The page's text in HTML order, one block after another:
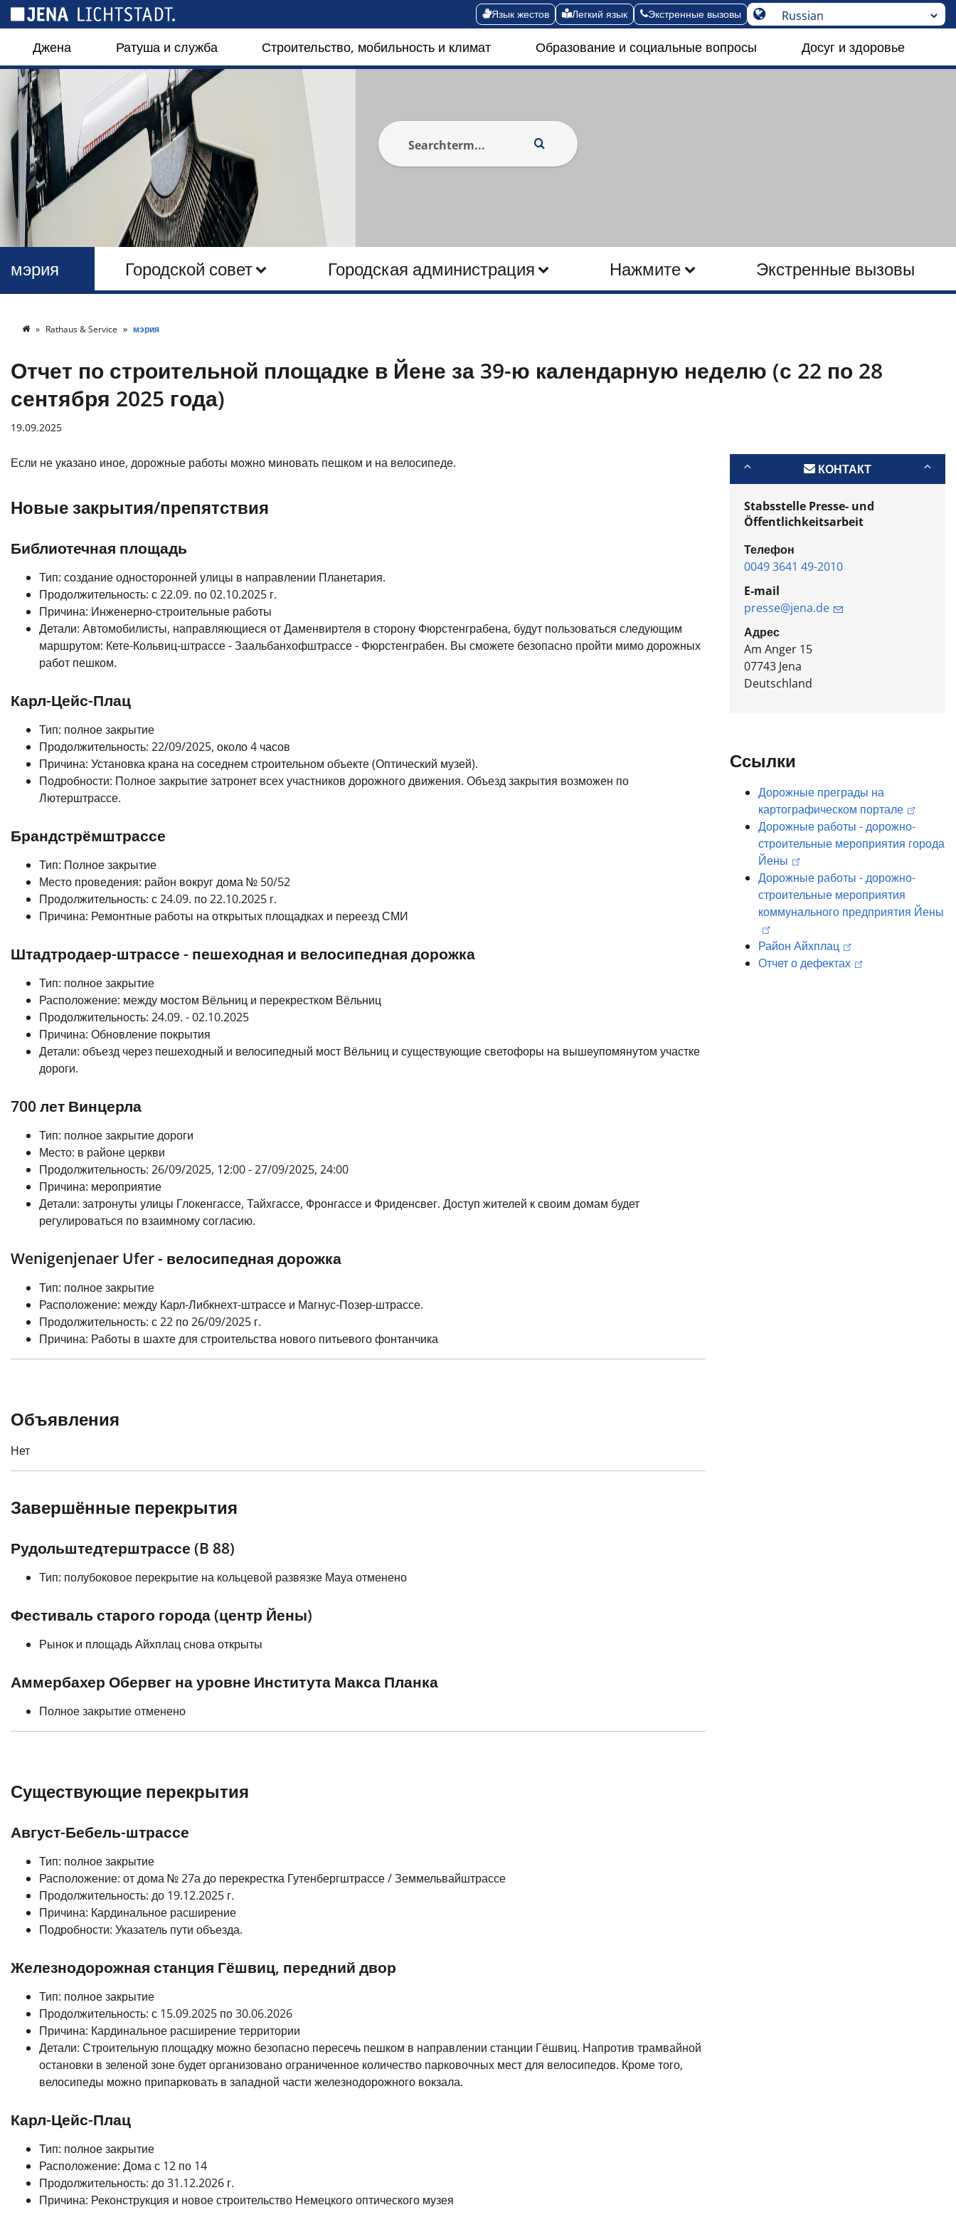
Язык жестов Легкий язык Экстренные вызовы
Джена Ратуша и служба Строительство, мобильность и климат Образование и социальные вопросы Досуг и здоровье
Городской совет Городская администрация Нажмите Экстренные вызовы
мэрия
Rathaus & Service мэрия
Отчет по строительной площадке в Йене за 39-ю календарную неделю (с 22 по 28
сентября 2025 года)
19.09.2025
Если не указано иное, дорожные работы можно миновать пешком и на велосипеде.
Новые закрытия/препятствия
Библиотечная площадь
Тип: создание односторонней улицы в направлении Планетария.
Продолжительность: с 22.09. по 02.10.2025 г.
Причина: Инженерно-строительные работы
Детали: Автомобилисты, направляющиеся от Даменвиртеля в сторону Фюрстенграбена, будут пользоваться следующим
маршрутом: Кете-Кольвиц-штрассе - Заальбанхофштрассе - Фюрстенграбен. Вы сможете безопасно пройти мимо дорожных
работ пешком.
Карл-Цейс-Плац
Тип: полное закрытие
Продолжительность: 22/09/2025, около 4 часов
Причина: Установка крана на соседнем строительном объекте (Оптический музей).
Подробности: Полное закрытие затронет всех участников дорожного движения. Объезд закрытия возможен по
Лютерштрассе.
Брандстрёмштрассе
Тип: Полное закрытие
Место проведения: район вокруг дома № 50/52
Продолжительность: с 24.09. по 22.10.2025 г.
Причина: Ремонтные работы на открытых площадках и переезд СМИ
Штадтродаер-штрассе - пешеходная и велосипедная дорожка
Тип: полное закрытие
Расположение: между мостом Вёльниц и перекрестком Вёльниц
Продолжительность: 24.09. - 02.10.2025
Причина: Обновление покрытия
Детали: объезд через пешеходный и велосипедный мост Вёльниц и существующие светофоры на вышеупомянутом участке
дороги.
700 лет Винцерла
Тип: полное закрытие дороги
Место: в районе церкви
Продолжительность: 26/09/2025, 12:00 - 27/09/2025, 24:00
Причина: мероприятие
Детали: затронуты улицы Глокенгассе, Тайхгассе, Фронгассе и Фриденсвег. Доступ жителей к своим домам будет
регулироваться по взаимному согласию.
Wenigenjenaer Ufer - велосипедная дорожка
Тип: полное закрытие
Расположение: между Карл-Либкнехт-штрассе и Магнус-Позер-штрассе.
Продолжительность: с 22 по 26/09/2025 г.
Причина: Работы в шахте для строительства нового питьевого фонтанчика
Объявления
Нет
Завершённые перекрытия
Рудольштедтерштрассе (B 88)
Тип: полубоковое перекрытие на кольцевой развязке Мауа отменено
Фестиваль старого города (центр Йены)
Рынок и площадь Айхплац снова открыты
Аммербахер Обервег на уровне Института Макса Планка
Полное закрытие отменено
Существующие перекрытия
Август-Бебель-штрассе
Тип: полное закрытие
Расположение: от дома № 27а до перекрестка Гутенбергштрассе / Земмельвайштрассе
Продолжительность: до 19.12.2025 г.
Причина: Кардинальное расширение
Подробности: Указатель пути объезда.
Железнодорожная станция Гёшвиц, передний двор
Тип: полное закрытие
Продолжительность: с 15.09.2025 по 30.06.2026
Причина: Кардинальное расширение территории
Детали: Строительную площадку можно безопасно пересечь пешком в направлении станции Гёшвиц. Напротив трамвайной
остановки в зеленой зоне будет организовано ограниченное количество парковочных мест для велосипедов. Кроме того,
велосипеды можно припарковать в западной части железнодорожного вокзала.
Карл-Цейс-Плац
Тип: полное закрытие
Расположение: Дома с 12 по 14
Продолжительность: до 31.12.2026 г.
Причина: Реконструкция и новое строительство Немецкого оптического музея
КОНТАКТ
Stabsstelle Presse- und
Öffentlichkeitsarbeit
Телефон
0049 3641 49-2010
E-mail
presse@jena.de
Адрес
Am Anger 15
07743 Jena
Deutschland
Ссылки
Дорожные преграды на
картографическом портале
Дорожные работы - дорожно-
строительные мероприятия города
Йены
Дорожные работы - дорожно-
строительные мероприятия
коммунального предприятия Йены
Район Айхплац
Отчет о дефектах
Панель управления cookies